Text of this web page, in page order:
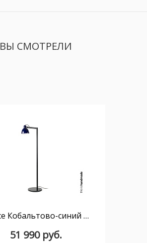
ВЫ СМОТРЕЛИ
Venice Кобальтово-синий торшер 1xE27
51 990 руб.